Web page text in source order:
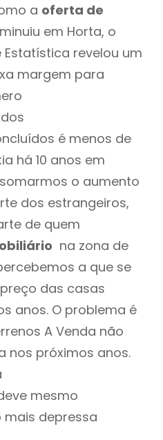
a oferta de
em Horta, o
revelou um
margem para
é menos de
há 10 anos em
o aumento
dos estrangeiros,
de quem
na zona de
a que se
das casas
anos. O problema é
A Venda não
nos próximos anos.
mesmo
depressa